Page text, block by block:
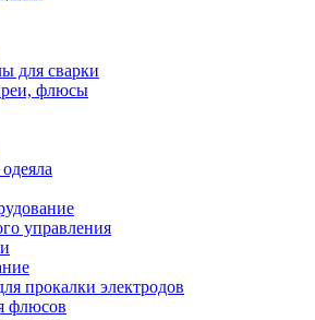
для сварки
флюсы
управления
прокалки электродов
флюсов